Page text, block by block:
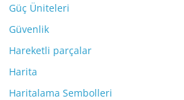
Güç Üniteleri
Güvenlik
Hareketli parçalar
Harita
Haritalama Sembolleri